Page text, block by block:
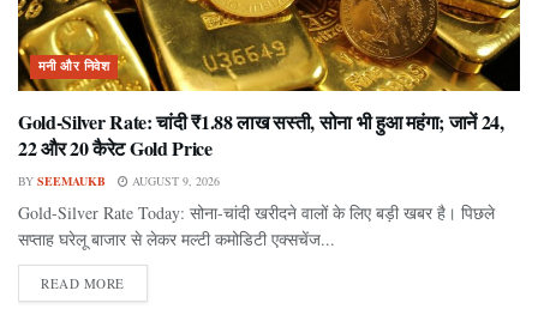
मनी और निवेश
Gold-Silver Rate: चांदी ₹1.88 लाख सस्ती, सोना भी हुआ महंगा; जानें 24,
22 और 20 कैरेट Gold Price
BY SEEMAUKB AUGUST 9, 2026
Gold-Silver Rate Today: सोना-चांदी खरीदने वालों के लिए बड़ी खबर है। पिछले
सप्ताह घरेलू बाजार से लेकर मल्टी कमोडिटी एक्सचेंज...
READ MORE